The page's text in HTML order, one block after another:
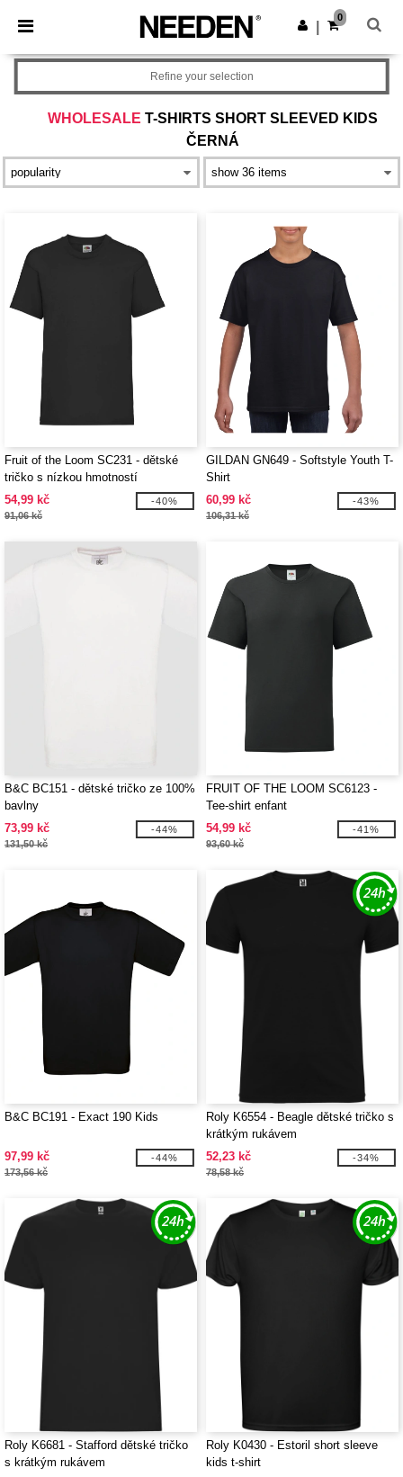
× Aplikace Needen
Lepší ceny v aplikaci!
Stáhnout app
0
WHOLESALE T-SHIRTS SHORT SLEEVED KIDS
ČERNÁ
Refine your selection
Fruit of the Loom SC231 - dětské
tričko s nízkou hmotností
54,99 kč
91,06 kč
-40%
GILDAN GN649 - Softstyle Youth T-
Shirt
60,99 kč
106,31 kč
-43%
B&C BC151 - dětské tričko ze 100%
bavlny
73,99 kč
131,50 kč
-44%
FRUIT OF THE LOOM SC6123 -
Tee-shirt enfant
54,99 kč
93,60 kč
-41%
B&C BC191 - Exact 190 Kids
97,99 kč
173,56 kč
-44%
Roly K6554 - Beagle dětské tričko s
krátkým rukávem
52,23 kč
78,58 kč
-34%
Roly K6681 - Stafford dětské tričko
s krátkým rukávem
Roly K0430 - Estoril short sleeve
kids t-shirt